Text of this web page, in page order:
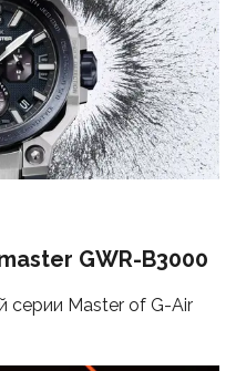
GWR-B3000
серии Master of G-Air